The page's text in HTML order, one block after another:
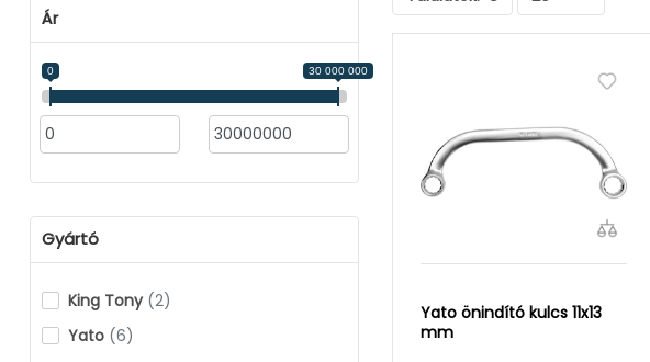
Ár
0 30 000 000
Gyártó
King Tony (2)
Yato (6)
Yato önindító kulcs 11x13
mm